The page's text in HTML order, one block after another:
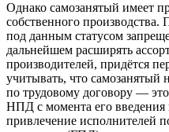
Однако самозанятый имеет
собственного
под данным статусом
дальнейшем расширять
производителей, придётся
учитывать, что самозанятый
по трудовому договору —
НПД с момента его введения
привлечение исполнителей